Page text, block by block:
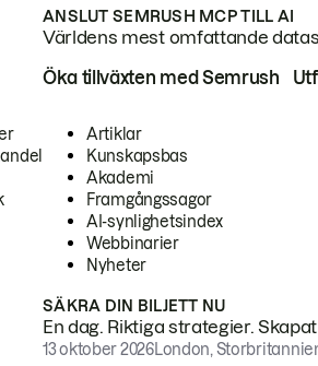
ANSLUT SEMRUSH MCP TILL AI
Världens mest omfattande
Öka tillväxten med Semrush
Artiklar
Kunskapsbas
Akademi
Framgångssagor
AI-synlighetsindex
Webbinarier
Nyheter
SÄKRA DIN BILJETT NU
En dag. Riktiga strategier.
13 oktober 2026London,